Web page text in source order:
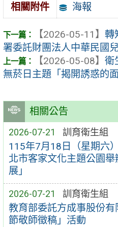
相關公告
2026-07-21 訓育衛生組
115年7月18日（星期六
北市客家文化主題公園
展」
2026-07-21 訓育衛生組
教育部委託方成事股份
節敬師徵稿」活動
相關附件
海報
【2026-05-11】 轉
署委託財團法人中華民國
【2026-05-08】 衛
無菸日主題「揭開誘惑的